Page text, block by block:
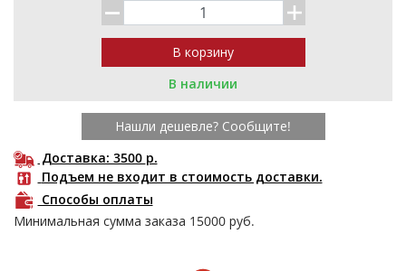
В наличии
Нашли дешевле? Сообщите!
Доставка: 3500 р.
Подъем не входит в стоимость доставки.
Способы оплаты
Минимальная сумма заказа 15000 руб.